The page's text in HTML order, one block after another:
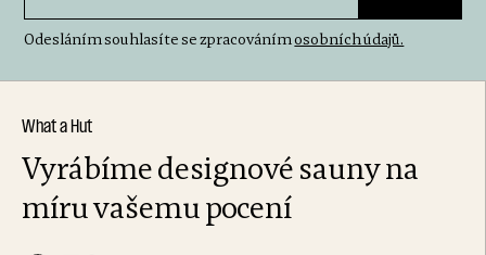
Odesláním souhlasíte se zpracovánímosobních údajů.
What a Hut
Vyrábíme designové sauny na
míru vašemu pocení